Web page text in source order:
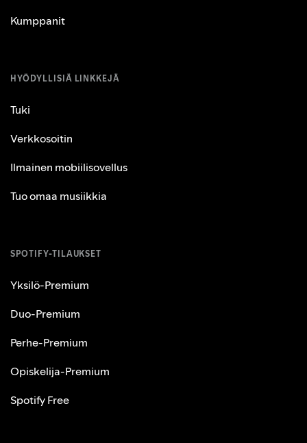
Kumppanit
HYÖDYLLISIÄ LINKKEJÄ
Tuki
Verkkosoitin
Ilmainen mobiilisovellus
Tuo omaa musiikkia
SPOTIFY-TILAUKSET
Yksilö‑Premium
Duo‑Premium
Perhe‑Premium
Opiskelija‑Premium
Spotify Free